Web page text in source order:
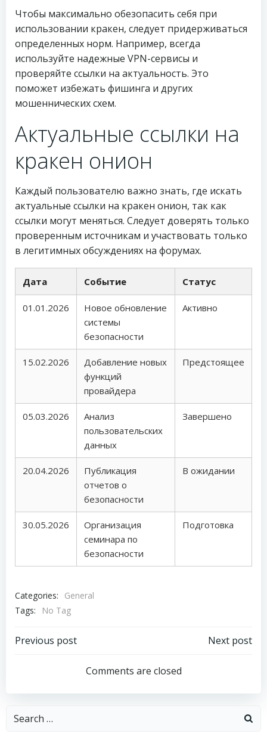
Чтобы максимально обезопасить себя при
использовании кракен, следует придерживаться
определенных норм. Например, всегда
используйте надежные VPN-сервисы и
проверяйте ссылки на актуальность. Это
поможет избежать фишинга и других
мошеннических схем.
Актуальные ссылки на
кракен онион
Каждый пользователю важно знать, где искать
актуальные ссылки на кракен онион, так как
ссылки могут меняться. Следует доверять только
проверенным источникам и участвовать только
в легитимных обсуждениях на форумах.
Дата Событие Статус
01.01.2026
Новое обновление
системы
безопасности
Активно
15.02.2026
Добавление новых
функций
провайдера
Предстоящее
05.03.2026
Анализ
пользовательских
данных
Завершено
20.04.2026
Публикация
отчетов о
безопасности
В ожидании
30.05.2026
Организация
семинара по
безопасности
Подготовка
Categories:
General
Tags:
No Tag
Post
navigation
Previous post
navigation
Next post
Comments are closed
Search